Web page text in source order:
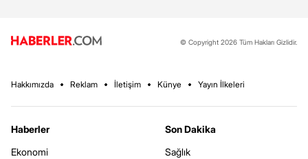
© Copyright 2026 Tüm Hakları Gizlidir.
Hakkımızda Reklam İletişim Künye Yayın İlkeleri
Haberler
Ekonomi
Son Dakika
Sağlık